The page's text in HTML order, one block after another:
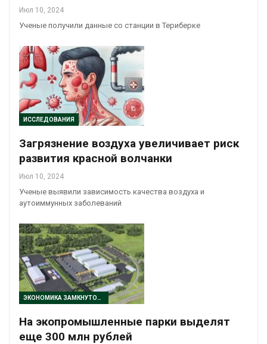
Июл 10, 2024
Ученые получили данные со станции в Териберке
ИССЛЕДОВАНИЯ
Загрязнение воздуха увеличивает риск
развития красной волчанки
Июл 10, 2024
Ученые выявили зависимость качества воздуха и
аутоиммунных заболеваний
ЭКОНОМИКА ЗАМКНУТОГО ЦИКЛА
На экопромышленные парки выделят
еще 300 млн рублей